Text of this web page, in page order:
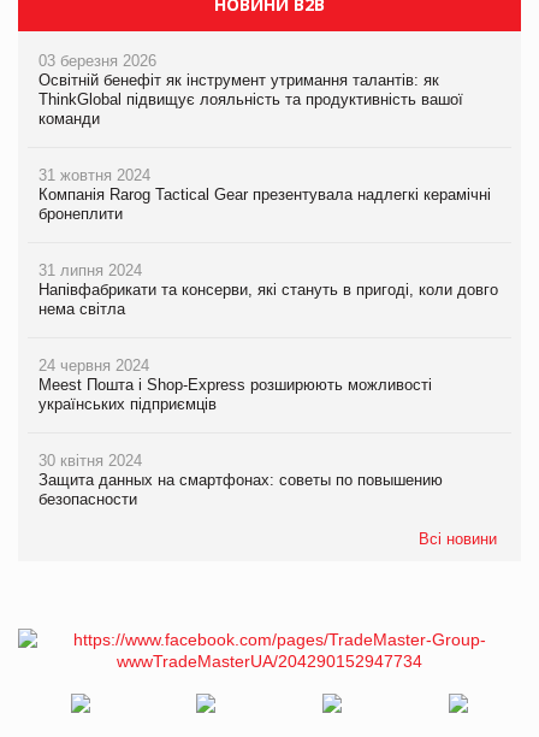
03 березня 2026
Освітній бенефіт як інструмент утримання талантів: як
ThinkGlobal підвищує лояльність та продуктивність вашої
команди
31 жовтня 2024
Компанія Rarog Tactical Gear презентувала надлегкі керамічні
бронеплити
31 липня 2024
Напівфабрикати та консерви, які стануть в пригоді, коли довго
нема світла
24 червня 2024
Meest Пошта і Shop-Express розширюють можливості
українських підприємців
30 квітня 2024
Защита данных на смартфонах: советы по повышению
безопасности
Всі новини